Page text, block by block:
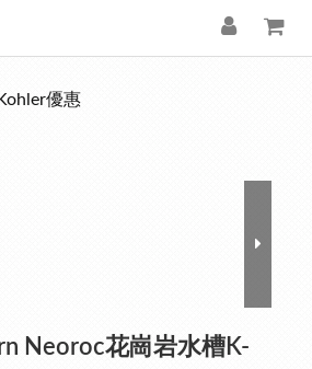
優惠
Neoroc花崗岩水槽K-